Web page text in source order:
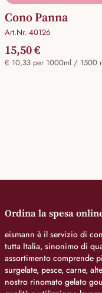
Cono Panna
Art.Nr. 40126
15,50 €
€ 10,33 per 1000ml / 1500
Ordina la spesa
eismann è il servizio di
tutta Italia, sinonimo di
assortimento comprende
surgelate, pesce, carne,
nostro rinomato gelato